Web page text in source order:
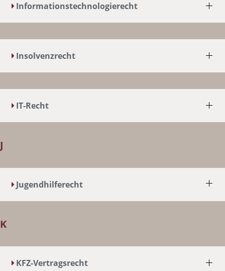
Informationstechnologierecht
Insolvenzrecht
IT-Recht
J
Jugendhilferecht
K
KFZ-Vertragsrecht